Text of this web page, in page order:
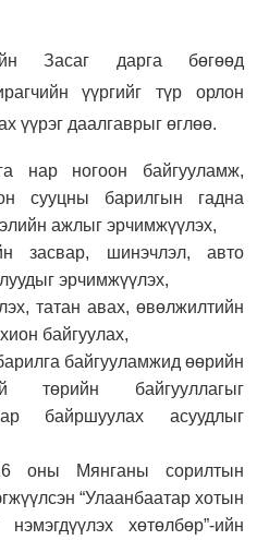
Засаг дарга бөгөөд
үүргийг түр орлон
үүрэг даалгаврыг өглөө.
нар ногоон байгууламж,
сууцны барилгын гадна
ажлыг эрчимжүүлэх,
засвар, шинэчлэл, авто
эрчимжүүлэх,
татан авах, өвөлжилтийн
байгуулах,
байгууламжид өөрийн
төрийн байгууллагыг
байршуулах асуудлыг
оны Мянганы сорилтын
“Улаанбаатар хотын
хөтөлбөр”-ийн